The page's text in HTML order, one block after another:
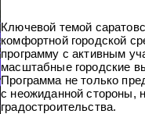
Ключевой темой
комфортной городской
программу с активным
масштабные городские
Программа не только
с неожиданной стороны,
градостроительства.